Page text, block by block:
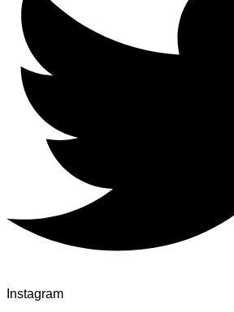
Instagram